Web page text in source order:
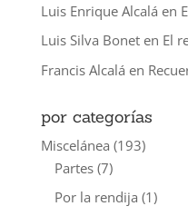
Luis Enrique Alcalá en
Luis Silva Boneten El
Francis Alcalá en
por categorías
Miscelánea (193)
Partes(7)
Por la rendija (1)